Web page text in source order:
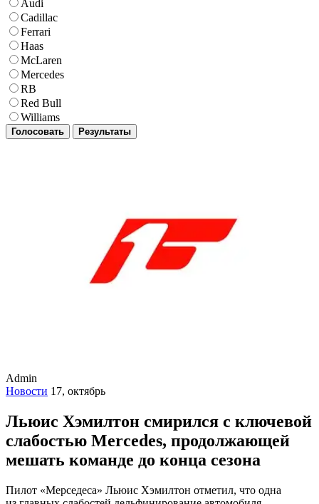
Audi
Cadillac
Ferrari
Haas
McLaren
Mercedes
RB
Red Bull
Williams
Голосовать Результаты
Admin
Новости 17, октябрь
Льюис Хэмилтон смирился с ключевой
слабостью Mercedes, продолжающей
мешать команде до конца сезона
Пилот «Мерседеса» Льюис Хэмилтон отметил, что одна